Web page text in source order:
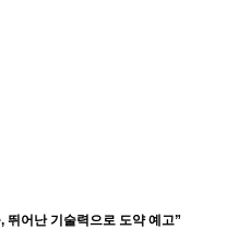
뛰어난 기술력으로 도약 예고”